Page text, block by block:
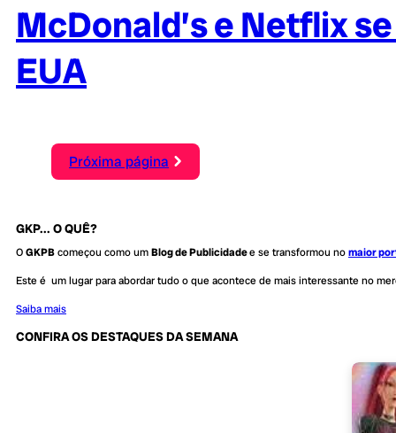
McDonald’s e Netflix
EUA
Próxima página
GKP... O QUÊ?
OGKPBcomeçou como umBlog de Publicidadee se transformou nomaior
Este é um lugar para abordar tudo o que acontece de mais interessante no
Saiba mais
CONFIRA OS DESTAQUES DA SEMANA